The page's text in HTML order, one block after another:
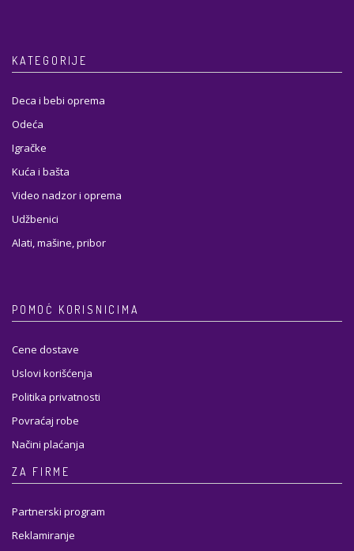
KATEGORIJE
Deca i bebi oprema
Odeća
Igračke
Kuća i bašta
Video nadzor i oprema
Udžbenici
Alati, mašine, pribor
POMOĆ KORISNICIMA
Cene dostave
Uslovi korišćenja
Politika privatnosti
Povraćaj robe
Načini plaćanja
ZA FIRME
Partnerski program
Reklamiranje